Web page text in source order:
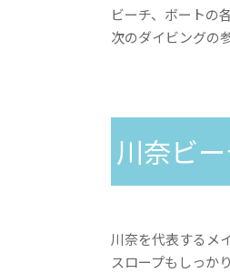
ビーチ、ボートの
次のダイビングの
川奈ビ
川奈を代表するメ
スロープもしっか